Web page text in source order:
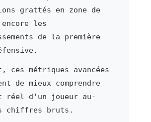
grattés en zone de
les
de la première
ces métriques avancées
de mieux comprendre
réel d'un joueur au-
chiffres bruts.